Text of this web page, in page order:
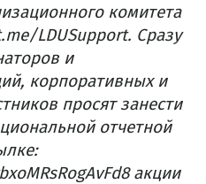
комитета
LDUSupport. Сразу
и
корпоративных и
просят занести
отчетной
акции